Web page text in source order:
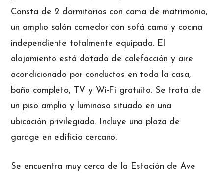
Consta de 2 dormitorios con cama de matrimonio,
un amplio salón comedor con sofá cama y cocina
independiente totalmente equipada. El
alojamiento está dotado de calefacción y aire
acondicionado por conductos en toda la casa,
baño completo, TV y Wi-Fi gratuito. Se trata de
un piso amplio y luminoso situado en una
ubicación privilegiada. Incluye una plaza de
garage en edificio cercano.
Se encuentra muy cerca de la Estación de Ave